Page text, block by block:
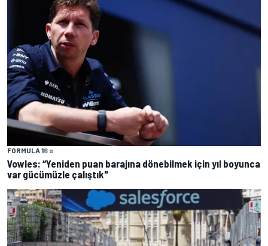
FORMULA 16 s
Vowles: “Yeniden puan barajına dönebilmek için yıl boyunca
var gücümüzle çalıştık"